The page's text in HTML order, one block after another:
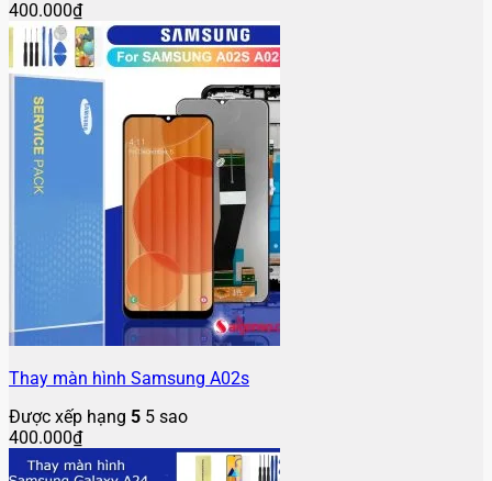
400.000₫
Thay màn hình Samsung A02s
Được xếp hạng 5 5 sao
400.000₫